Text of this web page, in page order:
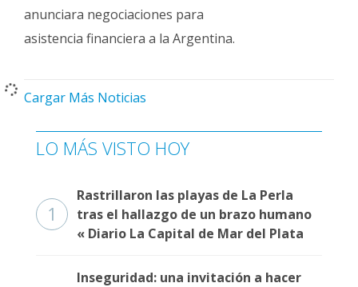
anunciara negociaciones para
asistencia financiera a la Argentina.
Cargar Más Noticias
LO MÁS VISTO HOY
1
Rastrillaron las playas de La Perla
tras el hallazgo de un brazo humano
« Diario La Capital de Mar del Plata
Inseguridad: una invitación a hacer